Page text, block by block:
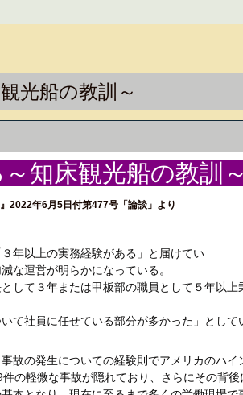
光船の教訓～
知床観光船の教訓～
2022年6月5日付第477号「論談」より
年以上の実務経験がある」と届けてい
な運営が明らかになっている。
して３年または甲板部の職員として５年以
社員に任せている部分が多かった」として
の発生についての経験則でアメリカのハイ
の軽微な事故が隠れており、さらにその背